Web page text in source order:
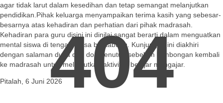
agar tidak larut dalam kesedihan dan tetap semangat melanjutkan
pendidikan.Pihak keluarga menyampaikan terima kasih yang sebesar-
besarnya atas kehadiran dan perhatian dari pihak madrasah.
Kehadiran para guru disini ini dinilai sangat berarti dalam menguatkan
mental siswa di tengah masa berkabung. Kunjungan ini diakhiri
dengan salaman duka dan doa penutup sebelum rombongan kembali
ke madrasah untuk melanjutkan aktivitas belajar mengajar.
Pitalah, 6 Juni 2026404